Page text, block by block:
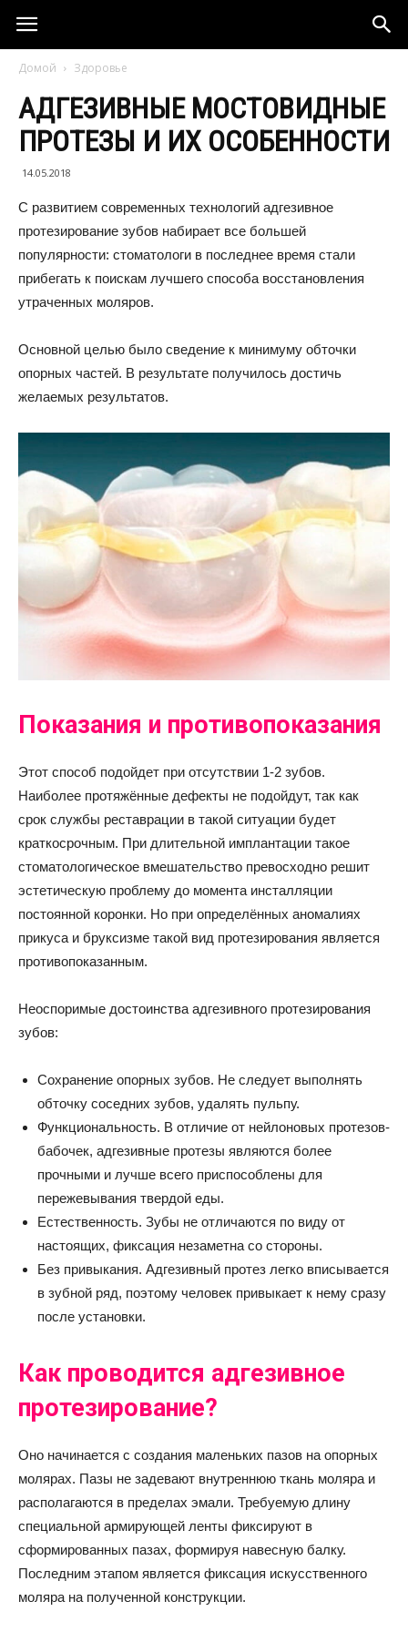
Домой Здоровье
АДГЕЗИВНЫЕ МОСТОВИДНЫЕ
ПРОТЕЗЫ И ИХ ОСОБЕННОСТИ
14.05.2018
С развитием современных технологий адгезивное
протезирование зубов набирает все большей
популярности: стоматологи в последнее время стали
прибегать к поискам лучшего способа восстановления
утраченных моляров.
Основной целью было сведение к минимуму обточки
опорных частей. В результате получилось достичь
желаемых результатов.
Показания и противопоказания
Этот способ подойдет при отсутствии 1-2 зубов.
Наиболее протяжённые дефекты не подойдут, так как
срок службы реставрации в такой ситуации будет
краткосрочным. При длительной имплантации такое
стоматологическое вмешательство превосходно решит
эстетическую проблему до момента инсталляции
постоянной коронки. Но при определённых аномалиях
прикуса и бруксизме такой вид протезирования является
противопоказанным.
Неоспоримые достоинства адгезивного протезирования
зубов:
Сохранение опорных зубов. Не следует выполнять
обточку соседних зубов, удалять пульпу.
Функциональность. В отличие от нейлоновых протезов-
бабочек, адгезивные протезы являются более
прочными и лучше всего приспособлены для
пережевывания твердой еды.
Естественность. Зубы не отличаются по виду от
настоящих, фиксация незаметна со стороны.
Без привыкания. Адгезивный протез легко вписывается
в зубной ряд, поэтому человек привыкает к нему сразу
после установки.
Как проводится адгезивное
протезирование?
Оно начинается с создания маленьких пазов на опорных
молярах. Пазы не задевают внутреннюю ткань моляра и
располагаются в пределах эмали. Требуемую длину
специальной армирующей ленты фиксируют в
сформированных пазах, формируя навесную балку.
Последним этапом является фиксация искусственного
моляра на полученной конструкции.